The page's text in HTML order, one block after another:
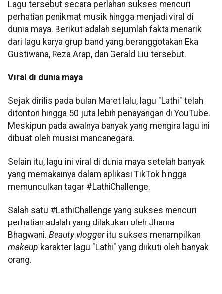
Lagu tersebut secara perlahan sukses mencuri
perhatian penikmat musik hingga menjadi viral di
dunia maya. Berikut adalah sejumlah fakta menarik
dari lagu karya grup band yang beranggotakan Eka
Gustiwana, Reza Arap, dan Gerald Liu tersebut.
Viral di dunia maya
Sejak dirilis pada bulan Maret lalu, lagu "Lathi" telah
ditonton hingga 50 juta lebih penayangan di YouTube.
Meskipun pada awalnya banyak yang mengira lagu ini
dibuat oleh musisi mancanegara.
Selain itu, lagu ini viral di dunia maya setelah banyak
yang memakainya dalam aplikasi TikTok hingga
memunculkan tagar #LathiChallenge.
Salah satu #LathiChallenge yang sukses mencuri
perhatian adalah yang dilakukan oleh Jharna
Bhagwani. Beauty vloggeritu sukses menampilkan
makeup karakter lagu "Lathi" yang diikuti oleh banyak
orang.